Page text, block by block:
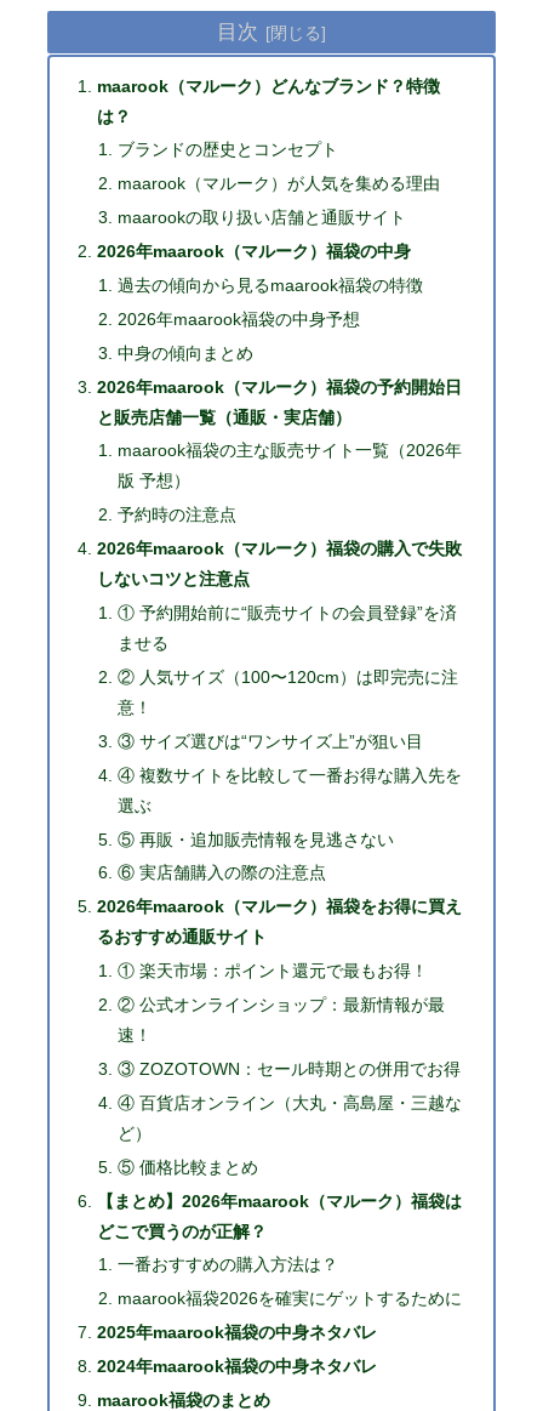
目次
maarook（マルーク）どんなブランド？特徴
は？
ブランドの歴史とコンセプト
maarook（マルーク）が人気を集める理由
maarookの取り扱い店舗と通販サイト
2026年maarook（マルーク）福袋の中身
過去の傾向から見るmaarook福袋の特徴
2026年maarook福袋の中身予想
中身の傾向まとめ
2026年maarook（マルーク）福袋の予約開始日
と販売店舗一覧（通販・実店舗）
maarook福袋の主な販売サイト一覧（2026年
版 予想）
予約時の注意点
2026年maarook（マルーク）福袋の購入で失敗
しないコツと注意点
① 予約開始前に“販売サイトの会員登録”を済
ませる
② 人気サイズ（100〜120cm）は即完売に注
意！
③ サイズ選びは“ワンサイズ上”が狙い目
④ 複数サイトを比較して一番お得な購入先を
選ぶ
⑤ 再販・追加販売情報を見逃さない
⑥ 実店舗購入の際の注意点
2026年maarook（マルーク）福袋をお得に買え
るおすすめ通販サイト
① 楽天市場：ポイント還元で最もお得！
② 公式オンラインショップ：最新情報が最
速！
③ ZOZOTOWN：セール時期との併用でお得
④ 百貨店オンライン（大丸・高島屋・三越な
ど）
⑤ 価格比較まとめ
【まとめ】2026年maarook（マルーク）福袋は
どこで買うのが正解？
一番おすすめの購入方法は？
maarook福袋2026を確実にゲットするために
2025年maarook福袋の中身ネタバレ
2024年maarook福袋の中身ネタバレ
maarook福袋のまとめ